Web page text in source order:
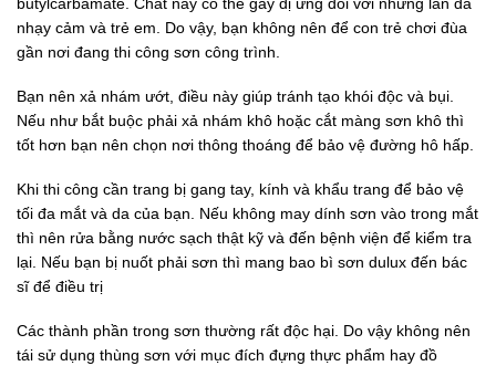
nhạy cảm và trẻ em. Do vậy, bạn không nên để con trẻ chơi đùa
gần nơi đang thi công sơn công trình.
Bạn nên xả nhám ướt, điều này giúp tránh tạo khói độc và bụi.
Nếu như bắt buộc phải xả nhám khô hoặc cắt màng sơn khô thì
tốt hơn bạn nên chọn nơi thông thoáng để bảo vệ đường hô hấp.
Khi thi công cần trang bị gang tay, kính và khẩu trang để bảo vệ
tối đa mắt và da của bạn. Nếu không may dính sơn vào trong mắt
thì nên rửa bằng nước sạch thật kỹ và đến bệnh viện để kiểm tra
lại. Nếu bạn bị nuốt phải sơn thì mang bao bì sơn dulux đến bác
sĩ để điều trị
Các thành phần trong sơn thường rất độc hại. Do vậy không nên
tái sử dụng thùng sơn với mục đích đựng thực phẩm hay đồ